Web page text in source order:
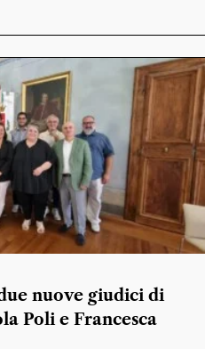
nuove giudici di
Poli e Francesca